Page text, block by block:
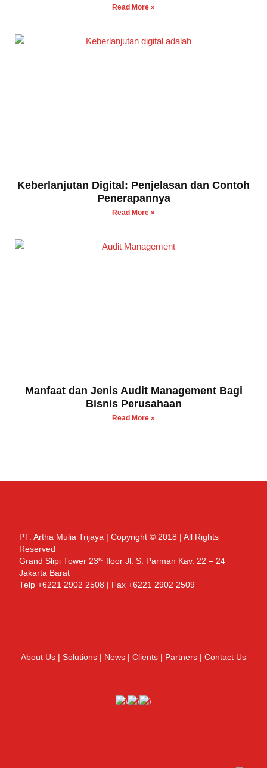
Read More »
Keberlanjutan Digital: Penjelasan dan Contoh
Penerapannya
Read More »
Manfaat dan Jenis Audit Management Bagi
Bisnis Perusahaan
Read More »
PT. Artha Mulia Trijaya | Copyright © 2018 | All Rights
Reserved
Grand Slipi Tower 23rd floor Jl. S. Parman Kav. 22 – 24
Jakarta Barat
Telp +6221 2902 2508 | Fax +6221 2902 2509
About Us Solutions News Clients Partners Contact Us